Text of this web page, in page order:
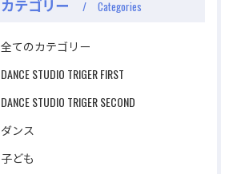
カテゴリー Categories
全てのカテゴリー
DANCE STUDIO TRIGER FIRST
DANCE STUDIO TRIGER SECOND
ダンス
子ども